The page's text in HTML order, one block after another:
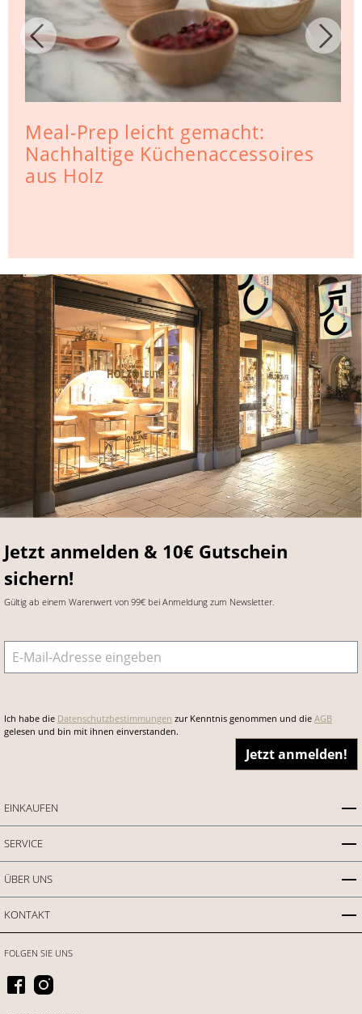
Meal-Prep leicht gemacht:
Nachhaltige Küchenaccessoires
aus Holz
Jetzt anmelden & 10€ Gutschein
sichern!
Gültig ab einem Warenwert von 99€ bei Anmeldung zum Newsletter.
E-Mail-Adresse
Ich habe die Datenschutzbestimmungen zur Kenntnis genommen und die AGB
gelesen und bin mit ihnen einverstanden.
Jetzt anmelden!
EINKAUFEN
SERVICE
ÜBER UNS
KONTAKT
FOLGEN SIE UNS